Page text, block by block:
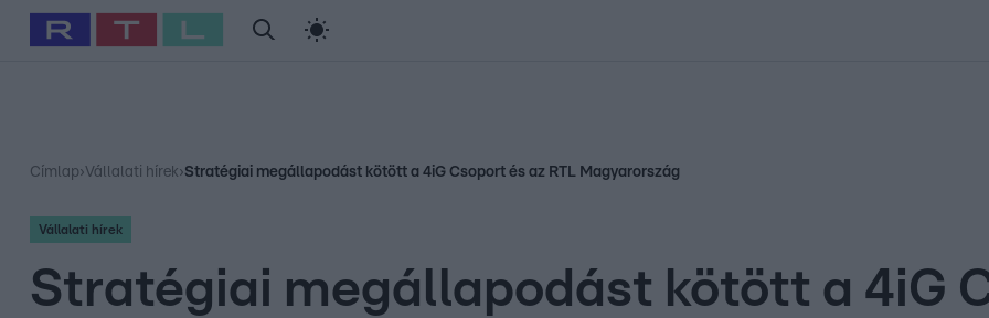
Babits Marcella Szellő István Most Wanted
Címlap›Vállalati hírek›Stratégiai megállapodást kötött a 4iG Csoport és az RTL Magyarország
Vállalati hírek
Stratégiai megállapodást kötött a 4iG